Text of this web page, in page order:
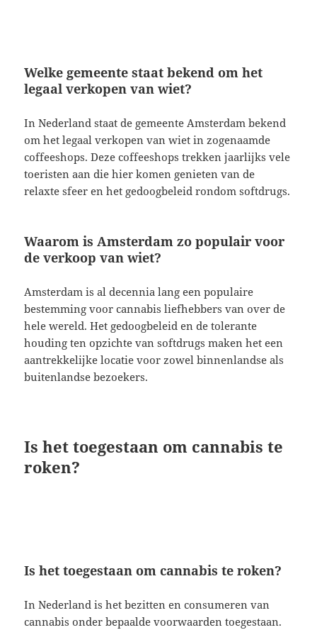
Welke gemeente staat bekend om het
legaal verkopen van wiet?
In Nederland staat de gemeente Amsterdam bekend
om het legaal verkopen van wiet in zogenaamde
coffeeshops. Deze coffeeshops trekken jaarlijks vele
toeristen aan die hier komen genieten van de
relaxte sfeer en het gedoogbeleid rondom softdrugs.
Waarom is Amsterdam zo populair voor
de verkoop van wiet?
Amsterdam is al decennia lang een populaire
bestemming voor cannabis liefhebbers van over de
hele wereld. Het gedoogbeleid en de tolerante
houding ten opzichte van softdrugs maken het een
aantrekkelijke locatie voor zowel binnenlandse als
buitenlandse bezoekers.
Is het toegestaan om cannabis te
roken?
Is het toegestaan om cannabis te roken?
In Nederland is het bezitten en consumeren van
cannabis onder bepaalde voorwaarden toegestaan.